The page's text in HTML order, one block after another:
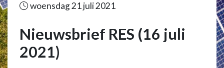
woensdag 21 juli 2021
Nieuwsbrief RES (16 juli
2021)